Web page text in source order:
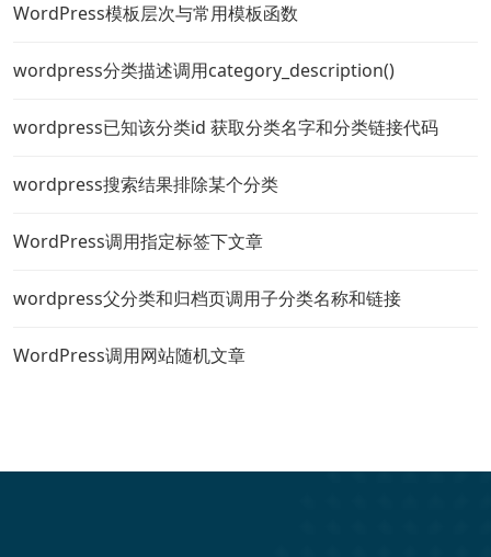
WordPress模板层次与常用模板函数
wordpress分类描述调用category_description()
wordpress已知该分类id 获取分类名字和分类链接代码
wordpress搜索结果排除某个分类
WordPress调用指定标签下文章
wordpress父分类和归档页调用子分类名称和链接
WordPress调用网站随机文章